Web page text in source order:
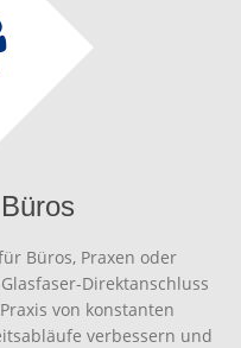
Büros, Praxen oder
Direktanschluss
von konstanten
verbessern und